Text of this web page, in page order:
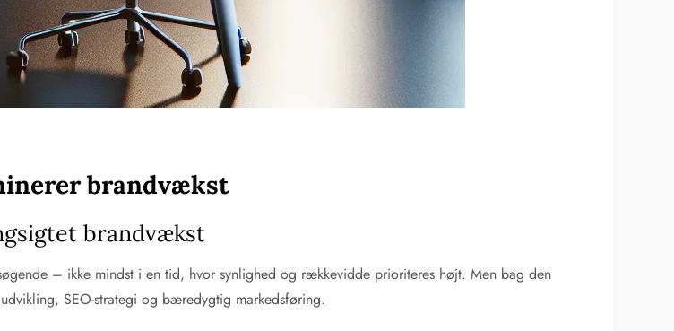
brandvækst
brandvækst
– ikke mindst i en tid, hvor synlighed og rækkevidde prioriteres højt. Men bag den
SEO-strategi og bæredygtig markedsføring.